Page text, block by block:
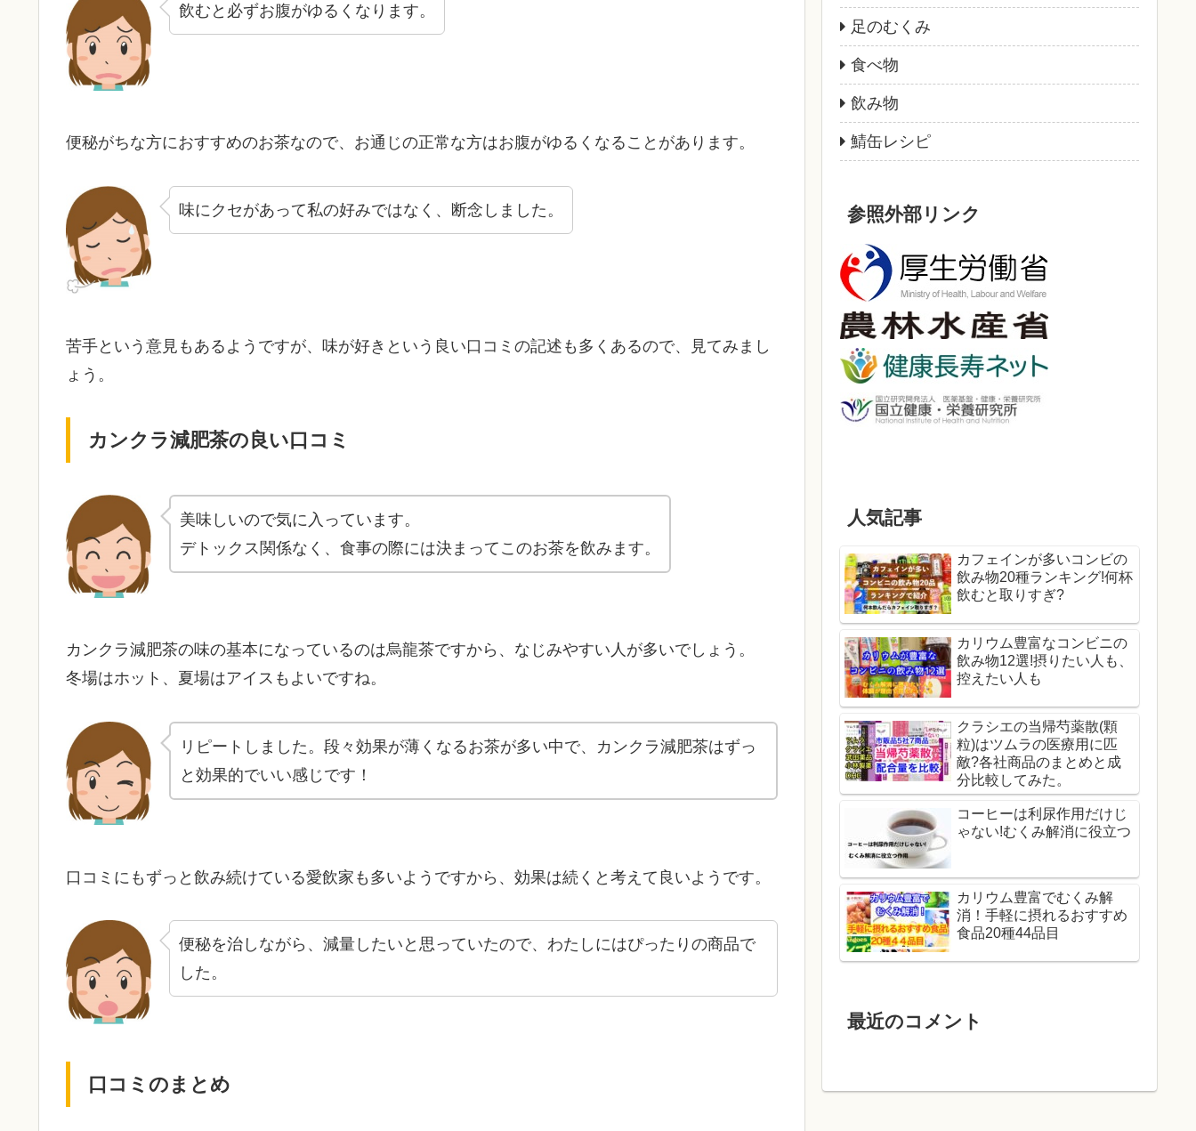
飲むと必ずお腹がゆるくなります。
便秘がちな方におすすめのお茶なので、お通じの正常な方はお腹がゆるくなることがあります。
味にクセがあって私の好みではなく、断念しました。
苦手という意見もあるようですが、味が好きという良い口コミの記述も多くあるので、見てみまし
ょう。
カンクラ減肥茶の良い口コミ
美味しいので気に入っています。
デトックス関係なく、食事の際には決まってこのお茶を飲みます。
カンクラ減肥茶の味の基本になっているのは烏龍茶ですから、なじみやすい人が多いでしょう。
冬場はホット、夏場はアイスもよいですね。
リピートしました。段々効果が薄くなるお茶が多い中で、カンクラ減肥茶はずっ
と効果的でいい感じです！
口コミにもずっと飲み続けている愛飲家も多いようですから、効果は続くと考えて良いようです。
便秘を治しながら、減量したいと思っていたので、わたしにはぴったりの商品で
した。
口コミのまとめ
足のむくみ
食べ物
飲み物
鯖缶レシピ
参照外部リンク
人気記事
カフェインが多いコンビの
飲み物20種ランキング!何杯
飲むと取りすぎ?
カリウム豊富なコンビニの
飲み物12選!摂りたい人も、
控えたい人も
クラシエの当帰芍薬散(顆
粒)はツムラの医療用に匹
敵?各社商品のまとめと成
分比較してみた。
コーヒーは利尿作用だけじ
ゃない!むくみ解消に役立つ
カリウム豊富でむくみ解
消！手軽に摂れるおすすめ
食品20種44品目
最近のコメント